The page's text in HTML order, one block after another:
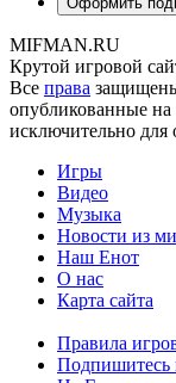
MIFMAN.RU
Крутой игровой
Все права
опубликованные на
исключительно для
Игры
Видео
Музыка
Новости из
Наш Енот
О нас
Карта сайта
Правила
Подпишитесь